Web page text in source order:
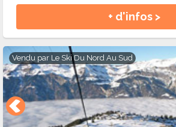
+ d'infos >
Vendu par Le Ski Du Nord Au Sud